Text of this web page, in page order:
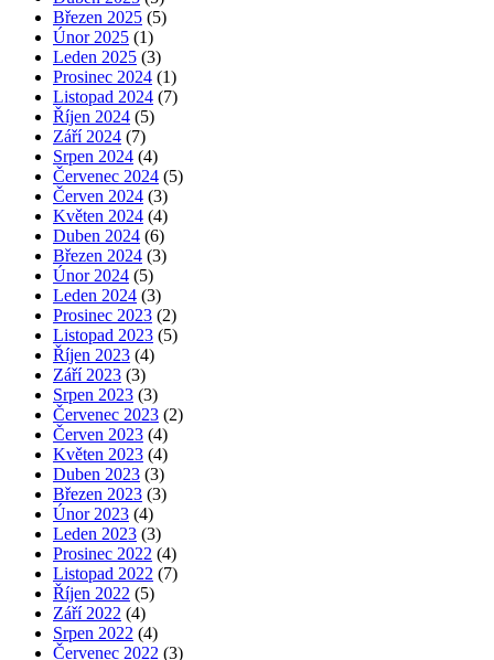
Březen 2025 (5)
Únor 2025 (1)
Leden 2025 (3)
Prosinec 2024 (1)
Listopad 2024 (7)
Říjen 2024 (5)
Září 2024 (7)
Srpen 2024 (4)
Červenec 2024 (5)
Červen 2024 (3)
Květen 2024 (4)
Duben 2024 (6)
Březen 2024 (3)
Únor 2024 (5)
Leden 2024 (3)
Prosinec 2023 (2)
Listopad 2023 (5)
Říjen 2023 (4)
Září 2023 (3)
Srpen 2023 (3)
Červenec 2023 (2)
Červen 2023 (4)
Květen 2023 (4)
Duben 2023 (3)
Březen 2023 (3)
Únor 2023 (4)
Leden 2023 (3)
Prosinec 2022 (4)
Listopad 2022 (7)
Říjen 2022 (5)
Září 2022 (4)
Srpen 2022 (4)
Červenec 2022 (3)